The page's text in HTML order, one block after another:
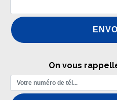
On vous